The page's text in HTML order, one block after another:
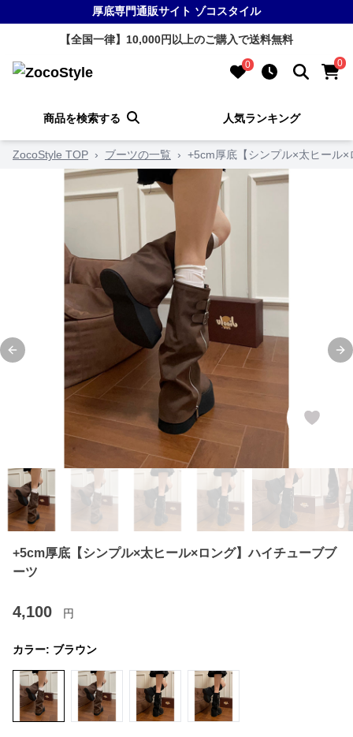
厚底専門通販サイト ゾコスタイル
【全国一律】10,000円以上のご購入で送料無料
0 0
商品を検索する 人気ランキング
ZocoStyle TOP › ブーツの一覧 › +5cm厚底【シンプル×太ヒール
Previous slide
+5cm厚底【シンプル×太ヒール×ロング】ハイチューブブ
ーツ
4,100 円
カラー: ブラウン